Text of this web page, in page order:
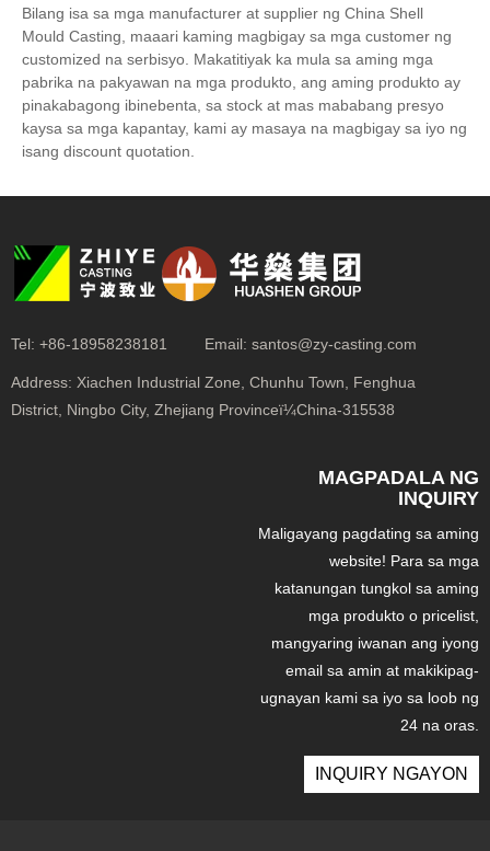
Bilang isa sa mga manufacturer at supplier ng China Shell
Mould Casting, maaari kaming magbigay sa mga customer ng
customized na serbisyo. Makatitiyak ka mula sa aming mga
pabrika na pakyawan na mga produkto, ang aming produkto ay
pinakabagong ibinebenta, sa stock at mas mababang presyo
kaysa sa mga kapantay, kami ay masaya na magbigay sa iyo ng
isang discount quotation.
Tel: +86-18958238181 Email: santos@zy-casting.com
Address: Xiachen Industrial Zone, Chunhu Town, Fenghua
District, Ningbo City, Zhejiang Provinceï¼China-315538
MAGPADALA NG
INQUIRY
Maligayang pagdating sa aming
website! Para sa mga
katanungan tungkol sa aming
mga produkto o pricelist,
mangyaring iwanan ang iyong
email sa amin at makikipag-
ugnayan kami sa iyo sa loob ng
24 na oras.
INQUIRY NGAYON